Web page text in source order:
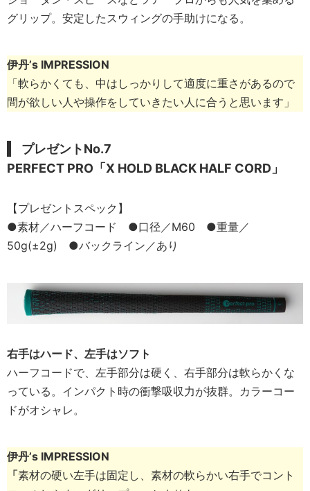
グリップ。安定したスウィングの手助けになる。
伊丹’s IMPRESSION
「軟らかくても、中はしっかりして適度に重さがあるので
間が欲しい人や操作をしていきたい人に合うと思います」
プレゼントNo.7
PERFECT PRO「X HOLD BLACK HALF CORD」
【プレゼントスペック】
●素材／ハーフコード ●口径／M60 ●重量／
50g(±2g) ●バックライン／あり
右手はハード、左手はソフト
ハーフコードで、左手部分は硬く、右手部分は軟らかくな
っている。インパクト時の衝撃吸収力が抜群。カラーコー
ドがオシャレ。
伊丹’s IMPRESSION
「素材の硬い左手は固定し、素材の軟らかい右手でコント